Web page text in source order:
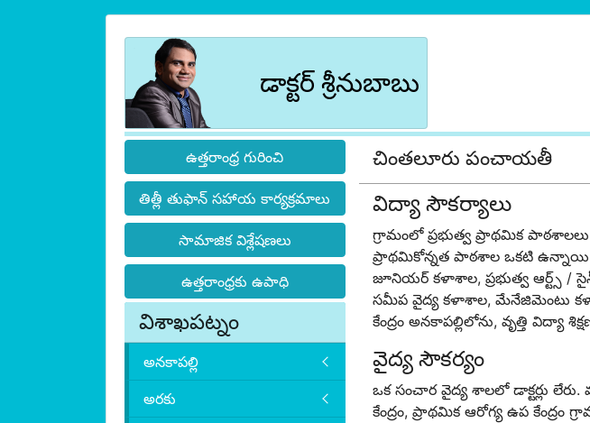
డాక్టర్ శ్రీనుబాబు
ఉత్తరాంధ్ర గురించి
తిత్లీ తుఫాన్ సహాయ కార్యక్రమాలు
సామాజిక విశ్లేషణలు
ఉత్తరాంధ్రకు ఉపాధి
విశాఖపట్నం
అనకాపల్లి
అరకు
చింతలూరు పంచాయతీ
విద్యా సౌకర్యాలు
గ్రామంలో ప్రభుత్వ ప్రాథమిక
ప్రాథమికోన్నత పాఠశాల ఒకటి
జూనియర్ కళాశాల, ప్రభుత్వ ఆర్ట్స్
సమీప వైద్య కళాశాల, మేనేజిమెంటు
కేంద్రం అనకాపల్లిలోను, వృత్తి విద్యా
వైద్య సౌకర్యం
ఒక సంచార వైద్య శాలలో డాక్టర్లు
కేంద్రం, ప్రాథమిక ఆరోగ్య ఉప కేంద్రం